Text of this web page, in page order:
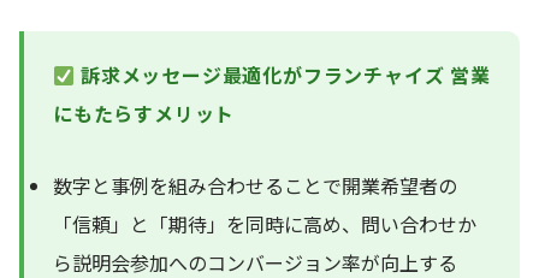
訴求メッセージ最適化がフランチャイズ 営業
にもたらすメリット
数字と事例を組み合わせることで開業希望者の
「信頼」と「期待」を同時に高め、問い合わせか
ら説明会参加へのコンバージョン率が向上する